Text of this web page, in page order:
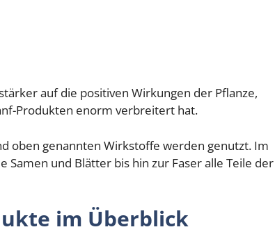
auf die positiven Wirkungen der Pflanze,
Produkten enorm verbreitert hat.
oben genannten Wirkstoffe werden genutzt. Im
Samen und Blätter bis hin zur Faser alle Teile der
im Überblick